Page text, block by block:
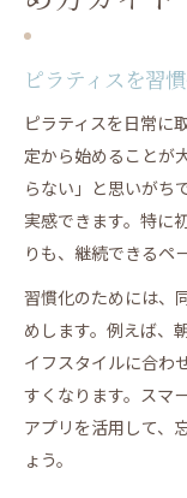
ピラティスを習
ピラティスを日常に
定から始めることが
らない」と思いがち
実感できます。特に
りも、継続できるペ
習慣化のためには、
めします。例えば、
イフスタイルに合わ
すくなります。スマ
アプリを活用して、
ょう。